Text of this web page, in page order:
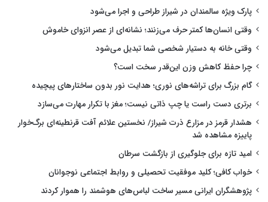
پارک ویژه سالمندان در شیراز طراحی و اجرا می‌شود
وقتی انسان‌ها کمتر حرف می‌زنند؛ نشانه‌ای از عصر انزوای خاموش
وقتی خانه به دستیار شخصی شما تبدیل می‌شود
چرا حفظ کاهش وزن این‌قدر سخت است؟
گام بزرگ برای تراشه‌های نوری؛ هدایت نور بدون ساختارهای پیچیده
برتری دست راست یا چپ ذاتی نیست؛ مغز با تکرار مهارت می‌سازد
هشدار قرمز در مزارع ذرت شیراز/ نخستین علائم آفت قرنطینه‌ای برگ‌خوار
پاییزه مشاهده شد
امید تازه برای جلوگیری از بازگشت سرطان
خواب کافی؛ کلید موفقیت تحصیلی و روابط اجتماعی نوجوانان
پژوهشگران ایرانی مسیر ساخت لباس‌های هوشمند را هموار کردند